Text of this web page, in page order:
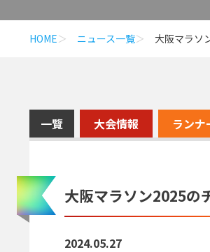
HOME ニュース一覧 大阪マラソ
一覽 大会情報 ランナ
大阪マラソン2025の
2024.05.27